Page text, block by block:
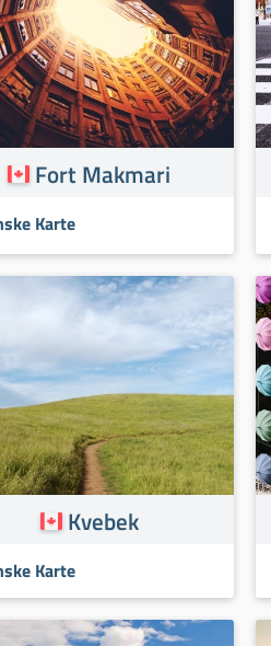
Fort Makmari
Karte
Kvebek
Karte